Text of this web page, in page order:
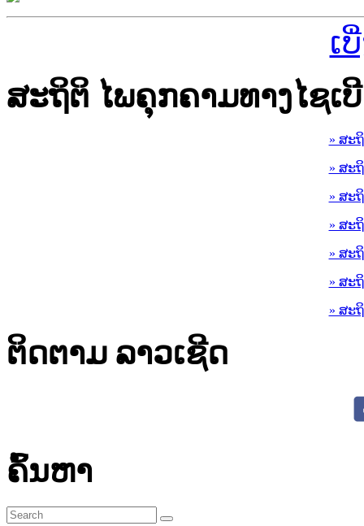
ເ
ສະຖິຕິ ໄພຄຸກຄາມທາງໄຊເບີ
» ສະ
» ສະ
» ສະ
» ສະ
» ສະ
» ສະ
» ສະ
ຕິດຕາມ ລາວເຊີດ
ຄົ້ນຫາ